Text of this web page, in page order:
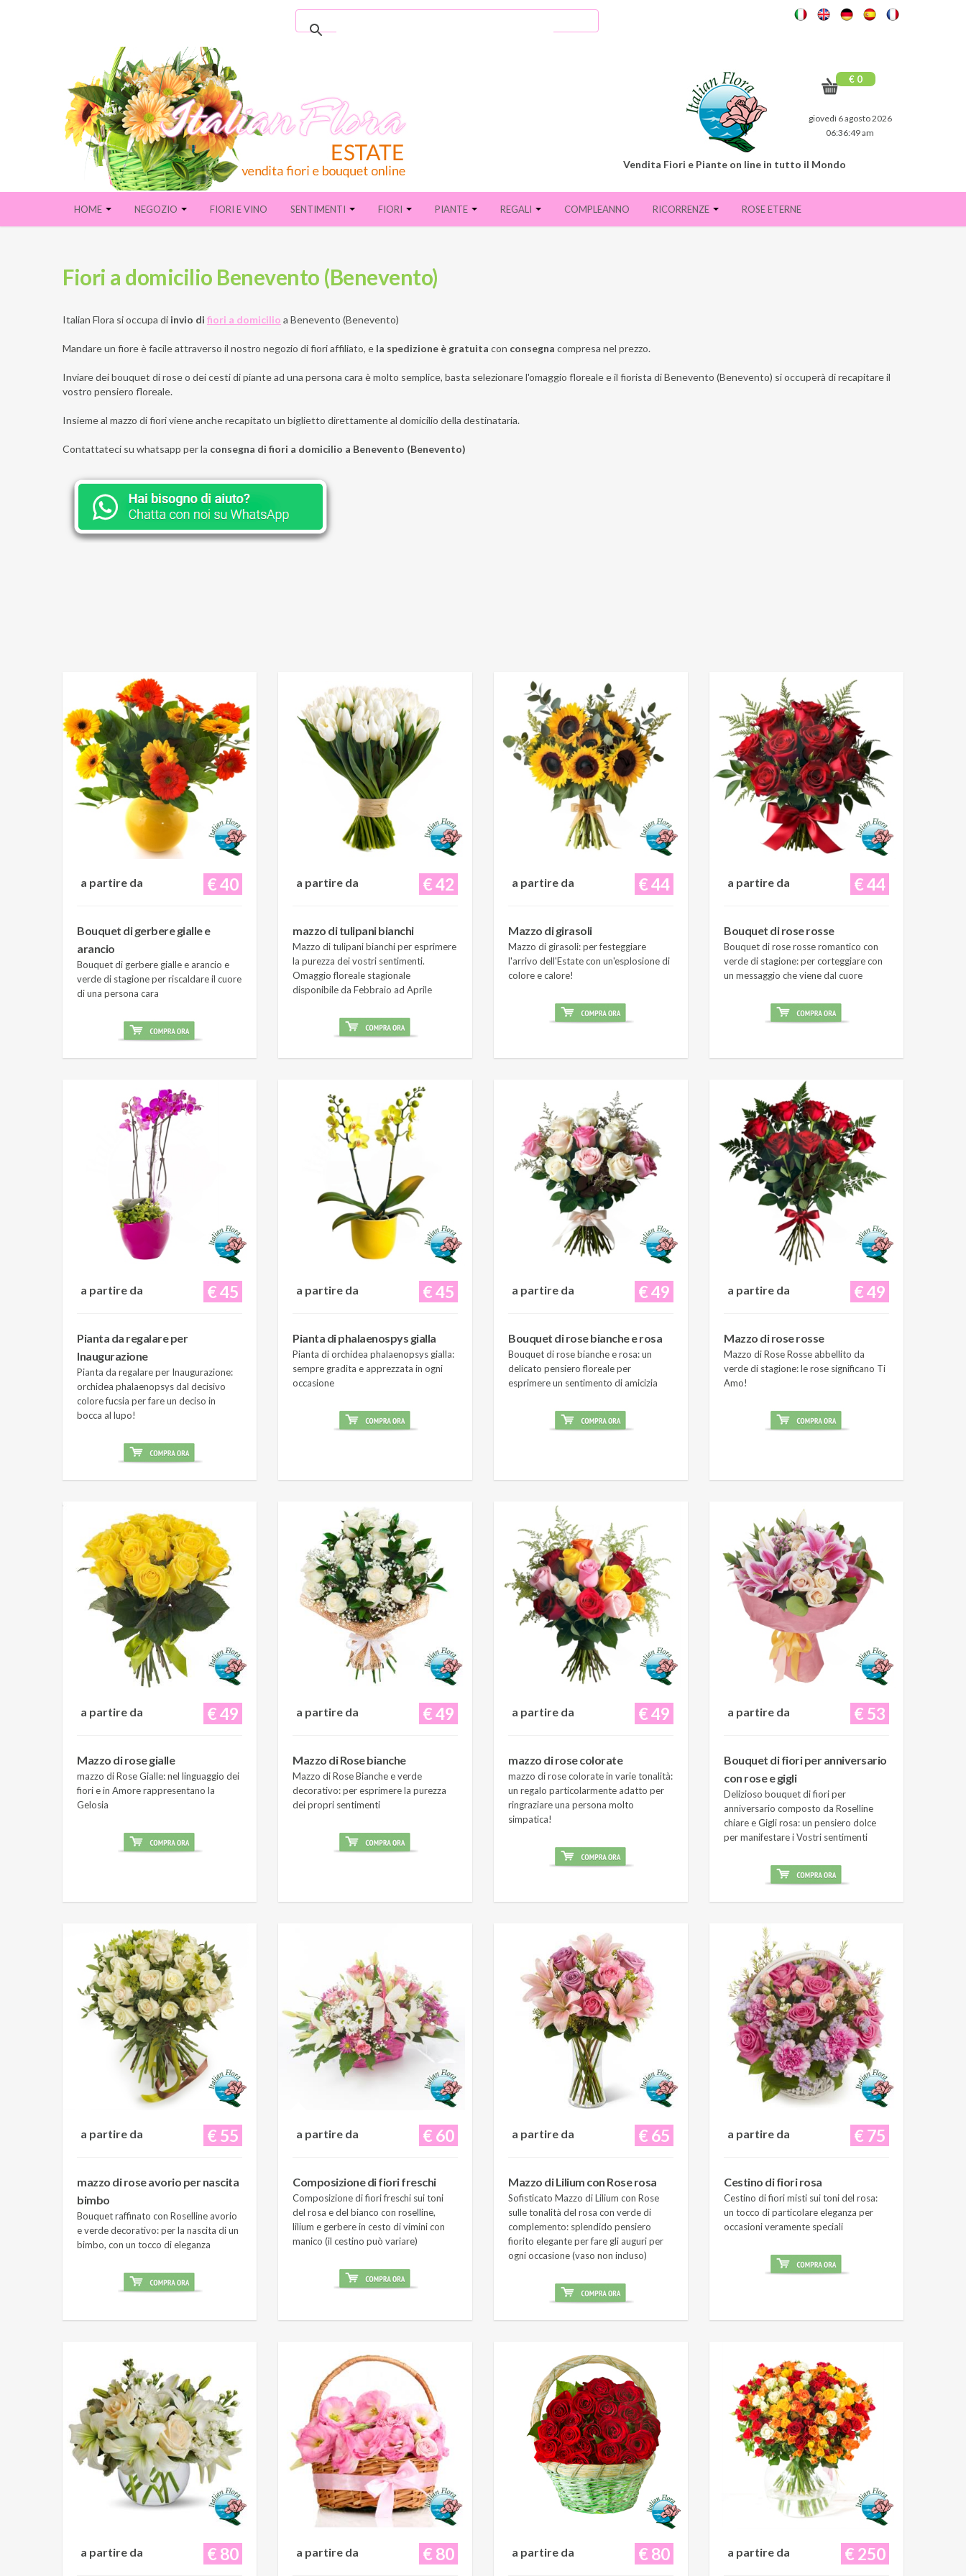
€ 0
giovedì 6 agosto 2026
06:36:50 am
Vendita Fiori e Piante on line in tutto il Mondo
HOME NEGOZIO FIORI E VINO SENTIMENTI FIORI PIANTE REGALI COMPLEANNO RICORRENZE ROSE ETERNE
Fiori a domicilio Benevento (Benevento)
Italian Flora si occupa di invio di fiori a domicilio a Benevento (Benevento)
Mandare un fiore è facile attraverso il nostro negozio di fiori affiliato, e la spedizione è gratuita con consegna compresa nel prezzo.
Inviare dei bouquet di rose o dei cesti di piante ad una persona cara è molto semplice, basta selezionare l'omaggio floreale e il fiorista di Benevento (Benevento) si occuperà di recapitare il
vostro pensiero floreale.
Insieme al mazzo di fiori viene anche recapitato un biglietto direttamente al domicilio della destinataria.
Contattateci su whatsapp per la consegna di fiori a domicilio a Benevento (Benevento)
€ 40
a partire da
Bouquet di gerbere gialle e
arancio
Bouquet di gerbere gialle e arancio e
verde di stagione per riscaldare il cuore
di una persona cara
€ 42
a partire da
mazzo di tulipani bianchi
Mazzo di tulipani bianchi per esprimere
la purezza dei vostri sentimenti.
Omaggio floreale stagionale
disponibile da Febbraio ad Aprile
€ 44
a partire da
Mazzo di girasoli
Mazzo di girasoli: per festeggiare
l'arrivo dell'Estate con un'esplosione di
colore e calore!
€ 44
a partire da
Bouquet di rose rosse
Bouquet di rose rosse romantico con
verde di stagione: per corteggiare con
un messaggio che viene dal cuore
€ 45
a partire da
Pianta da regalare per
Inaugurazione
Pianta da regalare per Inaugurazione:
orchidea phalaenopsys dal decisivo
colore fucsia per fare un deciso in
bocca al lupo!
€ 45
a partire da
Pianta di phalaenospys gialla
Pianta di orchidea phalaenopsys gialla:
sempre gradita e apprezzata in ogni
occasione
€ 49
a partire da
Bouquet di rose bianche e rosa
Bouquet di rose bianche e rosa: un
delicato pensiero floreale per
esprimere un sentimento di amicizia
€ 49
a partire da
Mazzo di rose rosse
Mazzo di Rose Rosse abbellito da
verde di stagione: le rose significano Ti
Amo!
€ 49
a partire da
Mazzo di rose gialle
mazzo di Rose Gialle: nel linguaggio dei
fiori e in Amore rappresentano la
Gelosia
€ 49
a partire da
Mazzo di Rose bianche
Mazzo di Rose Bianche e verde
decorativo: per esprimere la purezza
dei propri sentimenti
€ 49
a partire da
mazzo di rose colorate
mazzo di rose colorate in varie tonalità:
un regalo particolarmente adatto per
ringraziare una persona molto
simpatica!
€ 53
a partire da
Bouquet di fiori per anniversario
con rose e gigli
Delizioso bouquet di fiori per
anniversario composto da Roselline
chiare e Gigli rosa: un pensiero dolce
per manifestare i Vostri sentimenti
€ 55
a partire da
mazzo di rose avorio per nascita
bimbo
Bouquet raffinato con Roselline avorio
e verde decorativo: per la nascita di un
bimbo, con un tocco di eleganza
€ 60
a partire da
Composizione di fiori freschi
Composizione di fiori freschi sui toni
del rosa e del bianco con roselline,
lilium e gerbere in cesto di vimini con
manico (il cestino può variare)
€ 65
a partire da
Mazzo di Lilium con Rose rosa
Sofisticato Mazzo di Lilium con Rose
sulle tonalità del rosa con verde di
complemento: splendido pensiero
fiorito elegante per fare gli auguri per
ogni occasione (vaso non incluso)
€ 75
a partire da
Cestino di fiori rosa
Cestino di fiori misti sui toni del rosa:
un tocco di particolare eleganza per
occasioni veramente speciali
€ 80
a partire da € 80
a partire da € 80
a partire da € 250
a partire da